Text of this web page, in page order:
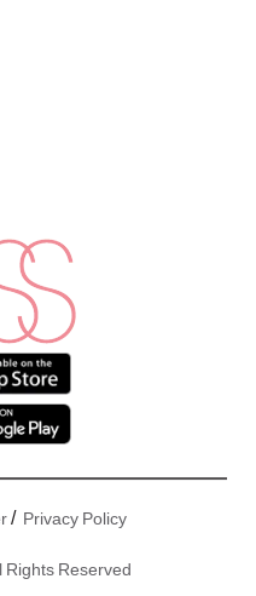
/ Privacy Policy
Rights Reserved